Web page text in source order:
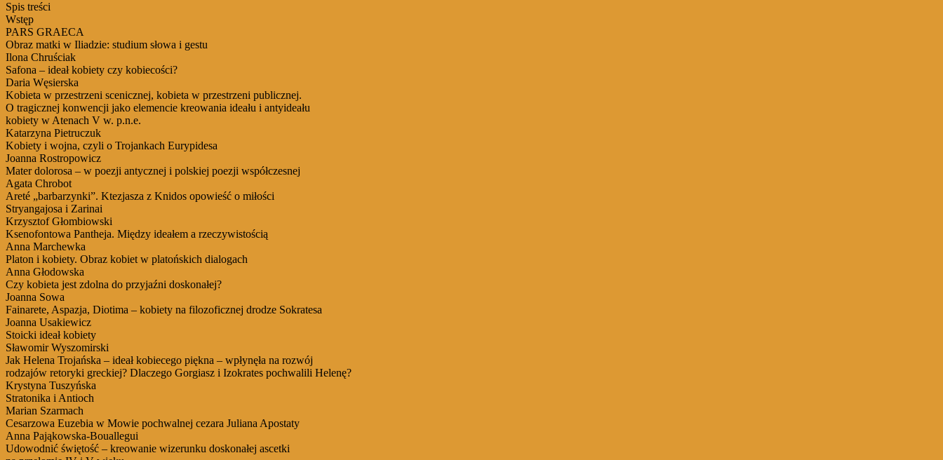
Spis treści
Wstęp
PARS GRAECA
Obraz matki w Iliadzie: studium słowa i gestu
Ilona Chruściak
Safona – ideał kobiety czy kobiecości?
Daria Węsierska
Kobieta w przestrzeni scenicznej, kobieta w przestrzeni publicznej.
O tragicznej konwencji jako elemencie kreowania ideału i antyideału
kobiety w Atenach V w. p.n.e.
Katarzyna Pietruczuk
Kobiety i wojna, czyli o Trojankach Eurypidesa
Joanna Rostropowicz
Mater dolorosa – w poezji antycznej i polskiej poezji współczesnej
Agata Chrobot
Areté „barbarzynki”. Ktezjasza z Knidos opowieść o miłości
Stryangajosa i Zarinai
Krzysztof Głombiowski
Ksenofontowa Pantheja. Między ideałem a rzeczywistością
Anna Marchewka
Platon i kobiety. Obraz kobiet w platońskich dialogach
Anna Głodowska
Czy kobieta jest zdolna do przyjaźni doskonałej?
Joanna Sowa
Fainarete, Aspazja, Diotima – kobiety na filozoficznej drodze Sokratesa
Joanna Usakiewicz
Stoicki ideał kobiety
Sławomir Wyszomirski
Jak Helena Trojańska – ideał kobiecego piękna – wpłynęła na rozwój
rodzajów retoryki greckiej? Dlaczego Gorgiasz i Izokrates pochwalili Helenę?
Krystyna Tuszyńska
Stratonika i Antioch
Marian Szarmach
Cesarzowa Euzebia w Mowie pochwalnej cezara Juliana Apostaty
Anna Pająkowska-Bouallegui
Udowodnić świętość – kreowanie wizerunku doskonałej ascetki